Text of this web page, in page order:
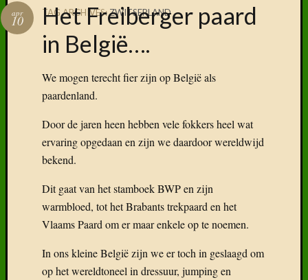
TAG ARCHIVES:ZWITSERLAND
Het Freiberger paard
in België….
apr
10
We mogen terecht fier zijn op België als
paardenland.
Door de jaren heen hebben vele fokkers heel wat
ervaring opgedaan en zijn we daardoor wereldwijd
bekend.
Dit gaat van het stamboek BWP en zijn
warmbloed, tot het Brabants trekpaard en het
Vlaams Paard om er maar enkele op te noemen.
In ons kleine België zijn we er toch in geslaagd om
op het wereldtoneel in dressuur, jumping en